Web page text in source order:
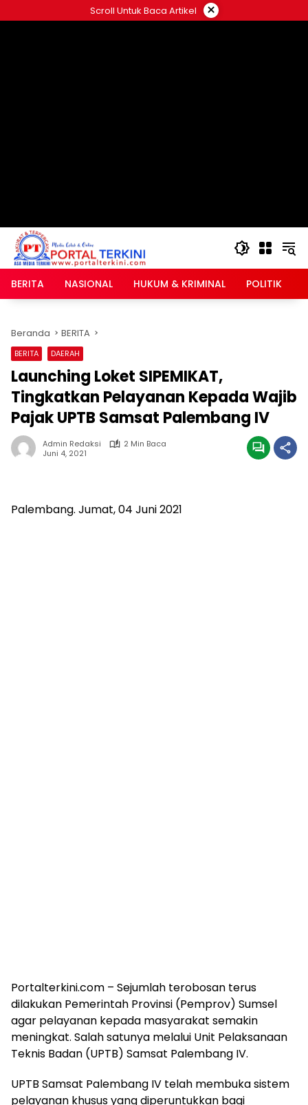
ke
Scroll Untuk Baca Artikel ×
BERITA NASIONAL HUKUM & KRIMINAL POLITIK
Beranda BERITA
BERITA DAERAH
Launching Loket SIPEMIKAT,
Tingkatkan Pelayanan Kepada Wajib
Pajak UPTB Samsat Palembang IV
Admin Redaksi
2 Min Baca
Juni 4, 2021
Palembang. Jumat, 04 Juni 2021
Portalterkini.com – Sejumlah terobosan terus
dilakukan Pemerintah Provinsi (Pemprov) Sumsel
agar pelayanan kepada masyarakat semakin
meningkat. Salah satunya melalui Unit Pelaksanaan
Teknis Badan (UPTB) Samsat Palembang IV.
UPTB Samsat Palembang IV telah membuka sistem
pelayanan khusus yang diperuntukkan bagi